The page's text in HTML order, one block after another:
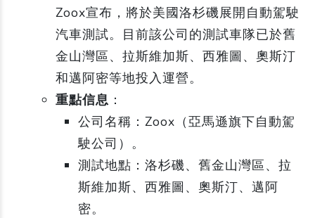
Zoox宣布，將於美國洛杉磯展開自動駕駛
汽車測試。目前該公司的測試車隊已於舊
金山灣區、拉斯維加斯、西雅圖、奧斯汀
和邁阿密等地投入運營。
重點信息 ：
公司名稱：Zoox（亞馬遜旗下自動駕
駛公司）。
測試地點：洛杉磯、舊金山灣區、拉
斯維加斯、西雅圖、奧斯汀、邁阿
密。